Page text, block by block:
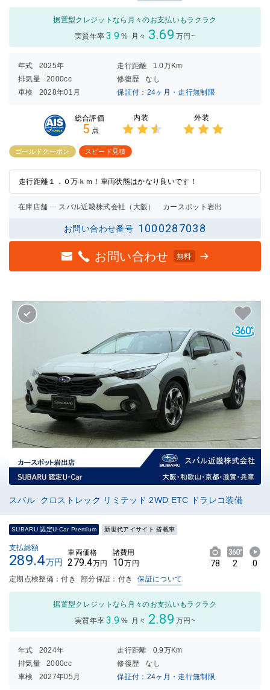
据置型クレジットなら月々のお支払いもラクラク
実質年率 3.9 % 月々 3.69 万円~
年式 2025年 走行距離
1.0万Km
排気量
2000cc 修復歴
なし
車検
2028年01月 保証付：24ヶ月・走行無制限
総合評価
5 点
内装
2.5点
外装
ゴールドクーポン スピード見積
走行距離１．０万ｋｍ！車両状態はかなり良いです！
在庫店舗 スバル近畿株式会社（大阪） カースポット岩出
お問い合わせ番号 1000287038
お問い合わせ 無料
スバル クロストレック リミテッド 2WD ETC ドラレコ装備
SUBARU 認定U-Car Premium 新世代アイサイト 搭載車
支払総額
289.4万円
車両価格
279.4万円
諸費用
10万円 78 2 0
定期点検整備：付き 部分保証：付き 保証について
据置型クレジットなら月々のお支払いもラクラク
実質年率 3.9 % 月々 2.89 万円~
年式 2024年 走行距離
0.9万Km
排気量
2000cc 修復歴
なし
車検
2027年05月 保証付：24ヶ月・走行無制限